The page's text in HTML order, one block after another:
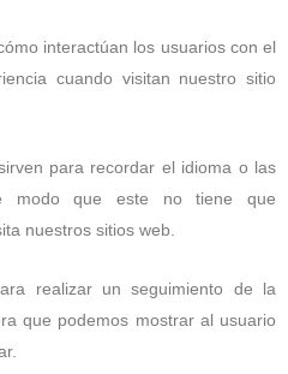
interactúan los usuarios con el
cuando visitan nuestro sitio
para recordar el idioma o las
modo que este no tiene que
nuestros sitios web.
realizar un seguimiento de la
que podemos mostrar al usuario